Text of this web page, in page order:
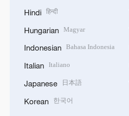
Hindi हिन्दी
Hungarian Magyar
Indonesian Bahasa Indonesia
Italian Italiano
Japanese 日本語
Korean 한국어